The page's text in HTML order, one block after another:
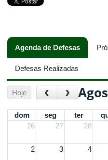
Agenda de Defesas (aba
Defesas Realizadas
Hoje ‹ ›
dom seg ter
26
27 28
2 3 4